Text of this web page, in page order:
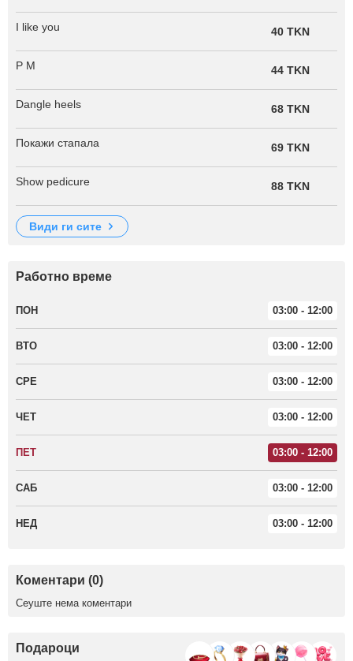
I like you 40 TKN
P M 44 TKN
Dangle heels 68 TKN
Покажи стапала 69 TKN
Show pedicure 88 TKN
види ги сите
Работно време
ПОН 03:00 - 12:00
ВТО 03:00 - 12:00
СРЕ 03:00 - 12:00
ЧЕТ 03:00 - 12:00
ПЕТ 03:00 - 12:00
САБ 03:00 - 12:00
НЕД 03:00 - 12:00
Коментари (0)
Сеуште нема коментари
Подароци